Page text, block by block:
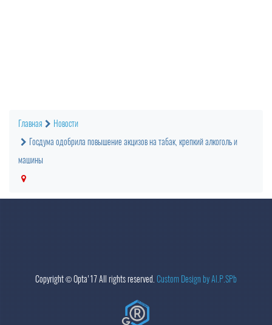
Главная
Новости
Госдума одобрила повышение акцизов на табак, крепкий алкоголь и
машины
Copyright ©Opta'17 All rights reserved.Custom Design by Al.P.SPb